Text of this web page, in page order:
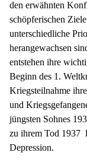
den erwähnten
schöpferischen
unterschiedliche
herangewachsen
entstehen ihre
Beginn des 1.
Kriegsteilnahme
und
jüngsten Sohnes
zu ihrem Tod 1937
Depression.